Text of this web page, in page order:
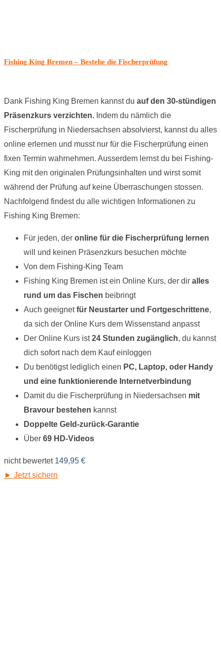
Fishing King Bremen – Bestehe die Fischerprüfung
Dank Fishing King Bremen kannst du auf den 30-stündigen
Präsenzkurs verzichten. Indem du nämlich die
Fischerprüfung in Niedersachsen absolvierst, kannst du alles
online erlernen und musst nur für die Fischerprüfung einen
fixen Termin wahrnehmen. Ausserdem lernst du bei Fishing-
King mit den originalen Prüfungsinhalten und wirst somit
während der Prüfung auf keine Überraschungen stossen.
Nachfolgend findest du alle wichtigen Informationen zu
Fishing King Bremen:
Für jeden, der online für die Fischerprüfung lernen
will und keinen Präsenzkurs besuchen möchte
Von dem Fishing-King Team
Fishing King Bremen ist ein Online Kurs, der dir alles
rund um das Fischen beibringt
Auch geeignetfür Neustarter und Fortgeschrittene,
da sich der Online Kurs dem Wissenstand anpasst
Der Online Kurs ist24 Stunden zugänglich, du kannst
dich sofort nach dem Kauf einloggen
Du benötigst lediglich einen PC, Laptop, oder Handy
und eine funktionierende Internetverbindung
Damit du die Fischerprüfung in Niedersachsen mit
Bravour bestehen kannst
Doppelte Geld-zurück-Garantie
Über 69 HD-Videos
nicht bewertet 149,95 €
► Jetzt sichern